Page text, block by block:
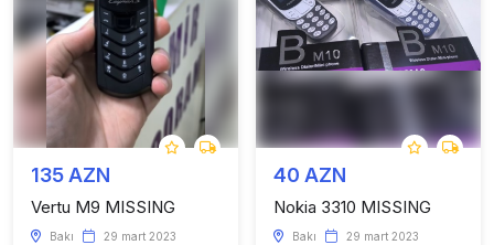
135 AZN
Vertu M9 MISSING
Bakı 29 mart 2023
40 AZN
Nokia 3310 MISSING
Bakı 29 mart 2023